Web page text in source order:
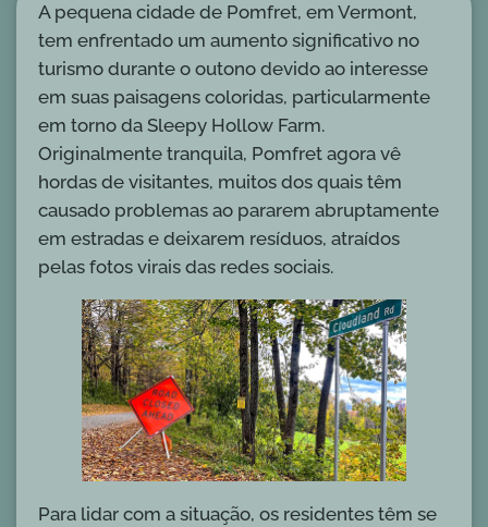
A pequena cidade de Pomfret, em Vermont,
tem enfrentado um aumento significativo no
turismo durante o outono devido ao interesse
em suas paisagens coloridas, particularmente
em torno da Sleepy Hollow Farm.
Originalmente tranquila, Pomfret agora vê
hordas de visitantes, muitos dos quais têm
causado problemas ao pararem abruptamente
em estradas e deixarem resíduos, atraídos
pelas fotos virais das redes sociais.
Para lidar com a situação, os residentes têm se